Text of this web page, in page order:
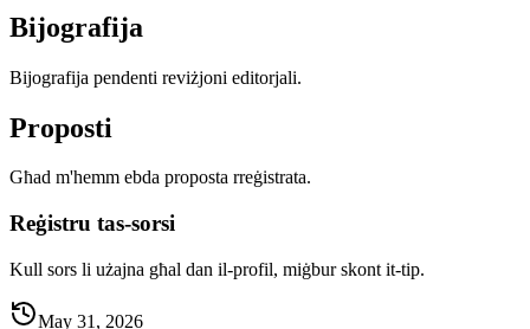
Bijografija
Bijografija pendenti reviżjoni editorjali.
Proposti
Għad m'hemm ebda proposta rreġistrata.
Reġistru tas-sorsi
Kull sors li użajna għal dan il-profil, miġbur skont it-tip.
May 31, 2026